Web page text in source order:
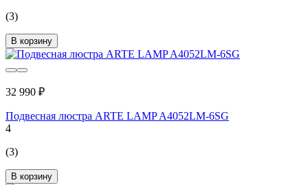
(3)
В корзину
32 990 ₽
Подвесная люстра ARTE LAMP A4052LM-6SG
4
(3)
В корзину